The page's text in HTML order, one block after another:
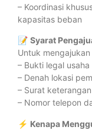
– Koordinasi
kapasitas beban
📝 Syarat
Untuk
– Bukti legal usaha
– Denah lokasi
– Surat
– Nomor telepon
⚡ Kenapa